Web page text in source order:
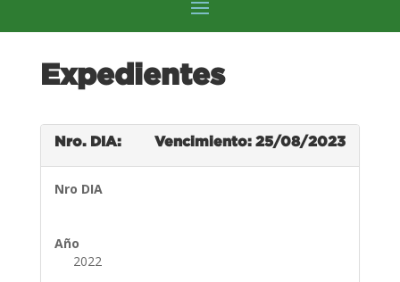
Expedientes
Nro. DIA: Vencimiento: 25/08/2023
Nro DIA
Año
2022